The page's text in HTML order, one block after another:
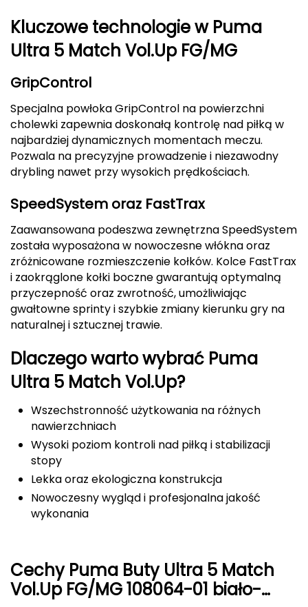
Deuter
Dolomite
E
EISBAR
ENERO
ENERO CAMP
ENERO PRO
Elmer by Swany
Extremities
F
FASHY
Fjord Nansen
G
GIVOVA
GSI Outdoors
Gear Aid
Gerber
Gilmonte
Kluczowe technologie w Puma
Ultra 5 Match Vol.Up FG/MG
GripControl
Specjalna powłoka GripControl na powierzchni
cholewki zapewnia doskonałą kontrolę nad piłką w
najbardziej dynamicznych momentach meczu.
Pozwala na precyzyjne prowadzenie i niezawodny
drybling nawet przy wysokich prędkościach.
SpeedSystem oraz FastTrax
Zaawansowana podeszwa zewnętrzna SpeedSystem
została wyposażona w nowoczesne włókna oraz
zróżnicowane rozmieszczenie kołków. Kolce FastTrax
i zaokrąglone kołki boczne gwarantują optymalną
przyczepność oraz zwrotność, umożliwiając
gwałtowne sprinty i szybkie zmiany kierunku gry na
naturalnej i sztucznej trawie.
Dlaczego warto wybrać Puma
Ultra 5 Match Vol.Up?
Wszechstronność użytkowania na różnych
nawierzchniach
Wysoki poziom kontroli nad piłką i stabilizacji
stopy
Lekka oraz ekologiczna konstrukcja
Nowoczesny wygląd i profesjonalna jakość
wykonania
Cechy Puma Buty Ultra 5 Match
Vol.Up FG/MG 108064-01 biało-